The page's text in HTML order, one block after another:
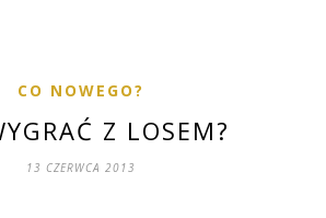
CO NOWEGO?
Z LOSEM?
13 CZERWCA 2013